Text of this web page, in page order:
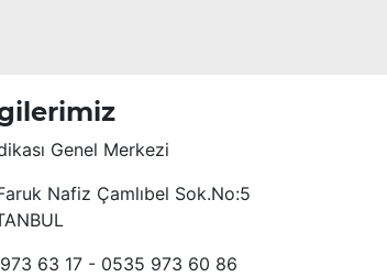
Genel Merkezi
Nafiz Çamlıbel Sok.No:5
63 17 - 0535 973 60 86